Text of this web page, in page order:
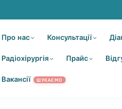
Про нас Консультації
Радіохірургія Прайс
Вакансії ШУКАЄМО